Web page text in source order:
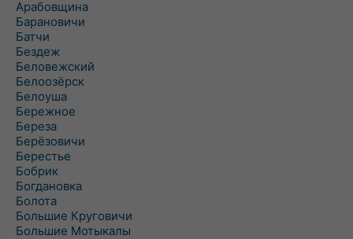
Арабовщина
Барановичи
Батчи
Бездеж
Беловежский
Белоозёрск
Белоуша
Бережное
Береза
Берёзовичи
Берестье
Бобрик
Богдановка
Болота
Большие Круговичи
Большие Мотыкалы